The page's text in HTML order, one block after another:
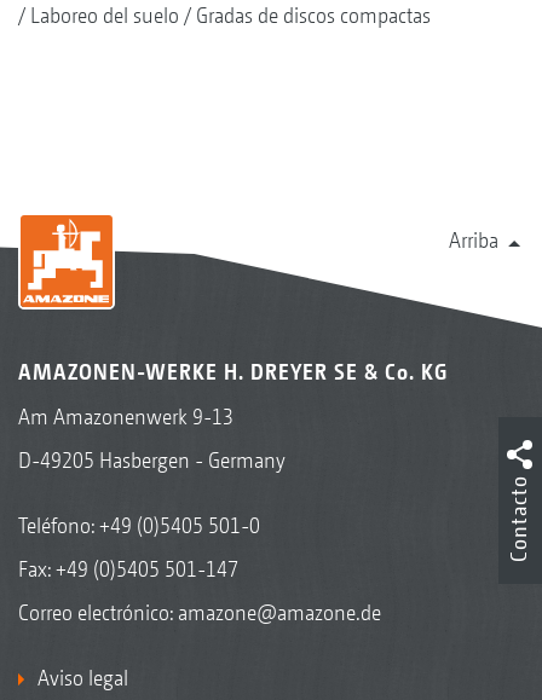
Laboreo del suelo
Gradas de discos compactas
Arriba
AMAZONEN-WERKE H. DREYER SE & Co. KG
Am Amazonenwerk 9-13
D-49205 Hasbergen - Germany
Teléfono:+49 (0)5405 501-0
Fax: +49 (0)5405 501-147
Correo electrónico: amazone@amazone.de
Aviso legal
Contacto